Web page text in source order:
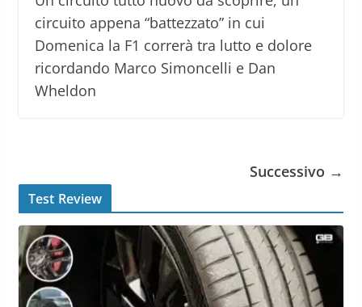
circuito appena “battezzato” in cui
Domenica la F1 correrà tra lutto e dolore
ricordando Marco Simoncelli e Dan
Wheldon
Successivo →
Test Review